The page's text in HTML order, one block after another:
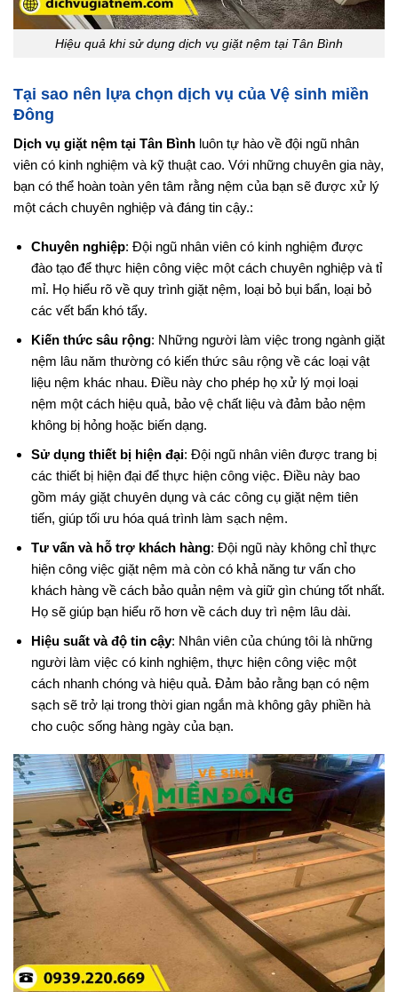
Hiệu quả khi sử dụng dịch vụ giặt nệm tại Tân Bình
Tại sao nên lựa chọn dịch vụ của Vệ sinh miền
Đông
Dịch vụ giặt nệm tại Tân Bình luôn tự hào về đội ngũ nhân
viên có kinh nghiệm và kỹ thuật cao. Với những chuyên gia này,
bạn có thể hoàn toàn yên tâm rằng nệm của bạn sẽ được xử lý
một cách chuyên nghiệp và đáng tin cậy.:
Chuyên nghiệp: Đội ngũ nhân viên có kinh nghiệm được
đào tạo để thực hiện công việc một cách chuyên nghiệp và tỉ
mỉ. Họ hiểu rõ về quy trình giặt nệm, loại bỏ bụi bẩn, loại bỏ
các vết bẩn khó tẩy.
Kiến thức sâu rộng: Những người làm việc trong ngành giặt
nệm lâu năm thường có kiến thức sâu rộng về các loại vật
liệu nệm khác nhau. Điều này cho phép họ xử lý mọi loại
nệm một cách hiệu quả, bảo vệ chất liệu và đảm bảo nệm
không bị hỏng hoặc biến dạng.
Sử dụng thiết bị hiện đại: Đội ngũ nhân viên được trang bị
các thiết bị hiện đại để thực hiện công việc. Điều này bao
gồm máy giặt chuyên dụng và các công cụ giặt nệm tiên
tiến, giúp tối ưu hóa quá trình làm sạch nệm.
Tư vấn và hỗ trợ khách hàng: Đội ngũ này không chỉ thực
hiện công việc giặt nệm mà còn có khả năng tư vấn cho
khách hàng về cách bảo quản nệm và giữ gìn chúng tốt nhất.
Họ sẽ giúp bạn hiểu rõ hơn về cách duy trì nệm lâu dài.
Hiệu suất và độ tin cậy: Nhân viên của chúng tôi là những
người làm việc có kinh nghiệm, thực hiện công việc một
cách nhanh chóng và hiệu quả. Đảm bảo rằng bạn có nệm
sạch sẽ trở lại trong thời gian ngắn mà không gây phiền hà
cho cuộc sống hàng ngày của bạn.